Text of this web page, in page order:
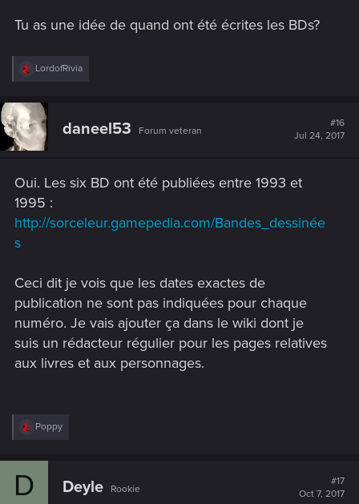
Tu as une idée de quand ont été écrites les BDs?
R
c
t
i
o
:
LordofRivia
daneel53 Forum veteran
#16
Jul 24, 2017
Oui. Les six BD ont été publiées entre 1993 et
1995 :
http://sorceleur.gamepedia.com/Bandes_dessinée
s
Ceci dit je vois que les dates exactes de
publication ne sont pas indiquées pour chaque
numéro. Je vais ajouter ça dans le wiki dont je
suis un rédacteur régulier pour les pages relatives
aux livres et aux personnages.
R
c
Poppy
D Deyle Rookie
#17
Oct 7, 2017